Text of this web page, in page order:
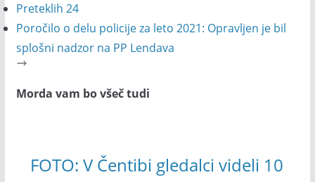
Preteklih 24
Poročilo o delu policije za leto 2021: Opravljen je bil
splošni nadzor na PP Lendava
Morda vam bo všeč tudi
FOTO: V Čentibi gledalci videli 10